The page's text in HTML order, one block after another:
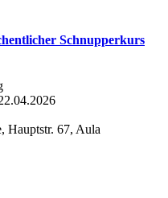
Schnupperkurs
Hauptstr. 67, Aula